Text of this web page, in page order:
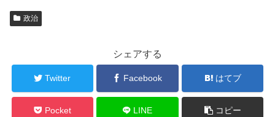
政治
シェアする
Twitter Facebook はてブ
Pocket LINE コピー